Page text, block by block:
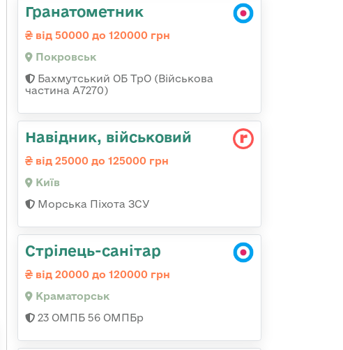
Гранатометник
від 50000 до 120000 грн
Покровськ
Бахмутський ОБ ТрО (Військова
частина А7270)
Навідник, військовий
від 25000 до 125000 грн
Київ
Морська Піхота ЗСУ
Стрілець-санітар
від 20000 до 120000 грн
Краматорськ
23 ОМПБ 56 ОМПБр